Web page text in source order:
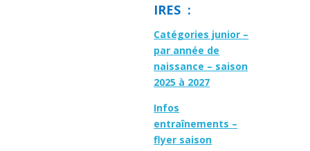
IRES :
Catégories junior –
par année de
naissance – saison
2025 à 2027
Infos
entraînements –
flyer saison